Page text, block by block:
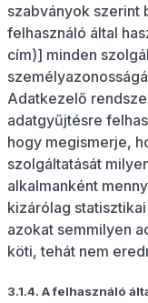
szabványok szerint
felhasználó által
cím)] minden
Adatkezelő
adatgyűjtésre
hogy megismerje,
szolgáltatását
alkalmanként
kizárólag
azokat semmilyen
köti, tehát nem
3.1.4. A felhasználó